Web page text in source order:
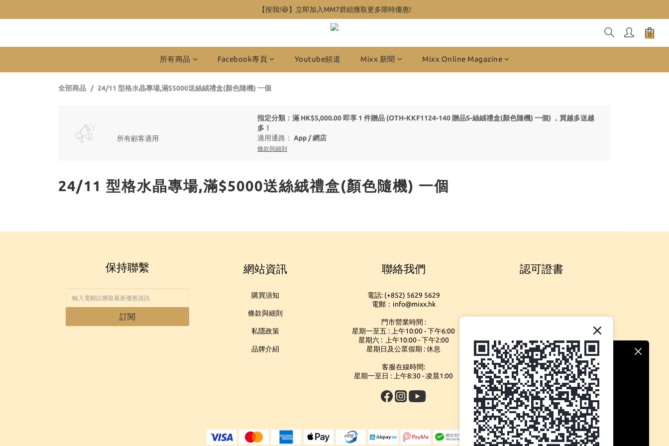
【按我!😆】立即加入MM7群組獲取更多限時優惠!
所有商品 Facebook專頁 Youtube頻道 Mixx 新聞 Mixx Online Magazine
全部商品 24/11 型格水晶專場,滿$5000送絲絨禮盒(顏色隨機) 一個
所有顧客適用
指定分類：滿 HK$5,000.00 即享 1 件贈品 (OTH-KKF1124-140 贈品S-絲絨禮盒(顏色隨機) 一個) ，買越多送越
多！
適用通路： App /網店
條款與細則
24/11 型格水晶專場,滿$5000送絲絨禮盒(顏色隨機) 一個
保持聯繫
訂閱
網站資訊
購買須知
條款與細則
私隱政策
品牌介紹
聯絡我們
電話: (+852) 5629 5629
電郵：info@mixx.hk
門市營業時間 :
星期一至五 : 上午10:00 - 下午6:00
星期六 : 上午10:00 - 下午2:00
星期日及公眾假期 : 休息
客服在線時間:
星期一至日 : 上午8:30 - 凌晨1:00
認可證書